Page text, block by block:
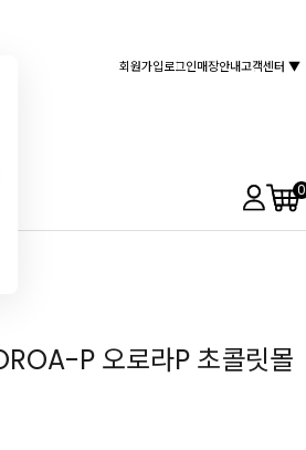
회원가입로그인매장안내고객센터 ▼
0
P 오로라P 초콜릿몰